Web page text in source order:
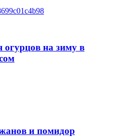
огурцов на зиму в
и помидор